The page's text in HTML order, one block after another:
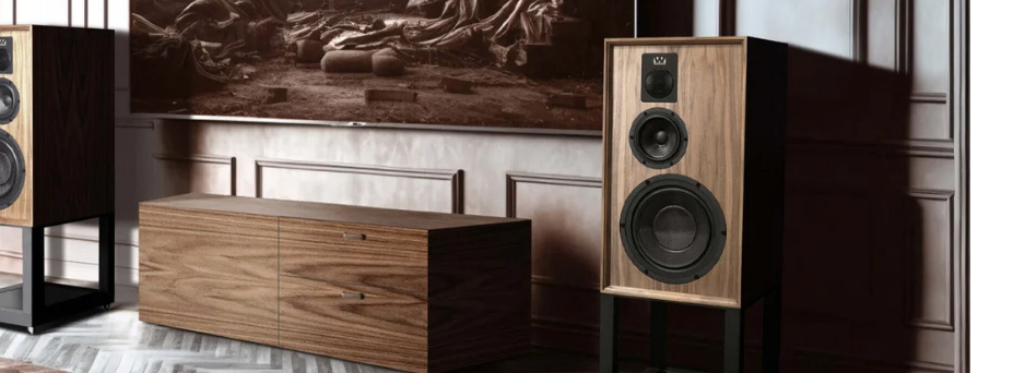
detaljeret HF forlængelse.
Listening Makes Perfect
Den meget undersøgte crossover har været udsat for 1000-vis af timer af
lyttetests for at perfektionere det sammenhængende, sømløse
musikalske output er både spændende og naturlig i sin gengivelse af
ethvert kildemateriale. Wharfedales direktør for akustisk design, Peter
Comeau, har arbejdet utrætteligt for at sikre en sømløs integration
mellem drivenhederne, så højttaleren opfører sig som ét musiksystem.